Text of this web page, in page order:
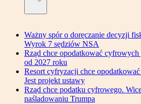
Ważny spór o doręczanie decyzji
Wyrok 7 sędziów NSA
Rząd chce opodatkować
od 2027 roku
Resort cyfryzacji chce
Jest projekt ustawy
Rząd chce podatku cyfrowego.
naśladowaniu Trumpa